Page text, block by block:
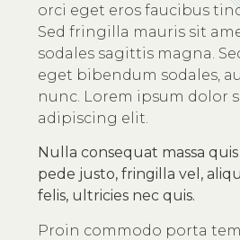
orci eget eros faucibus
Sed fringilla mauris sit
sodales sagittis magna.
eget bibendum sodales,
nunc. Lorem ipsum dolor
adipiscing elit.
Nulla consequat massa
pede justo, fringilla vel,
felis, ultricies nec quis.
Proin commodo porta